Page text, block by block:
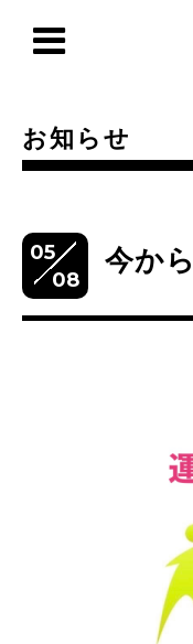
お知らせ
05
08
今か